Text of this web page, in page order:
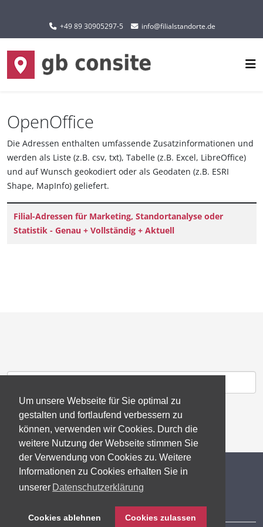
Um unsere Webseite für Sie optimal zu
gestalten und fortlaufend verbessern zu
können, verwenden wir Cookies. Durch die
weitere Nutzung der Webseite stimmen Sie
der Verwendung von Cookies zu. Weitere
Informationen zu Cookies erhalten Sie in
unserer Datenschutzerklärung
Cookies ablehnen Cookies zulassen
Sprache auswählen
+49 89 30905297-5 info@filialstandorte.de
OpenOffice
Die Adressen enthalten umfassende Zusatzinformationen und
werden als Liste (z.B. csv, txt), Tabelle (z.B. Excel, LibreOffice)
und auf Wunsch geokodiert oder als Geodaten (z.B. ESRI
Shape, MapInfo) geliefert.
Titel
Filial-Adressen für Marketing, Standortanalyse oder
Statistik - Genau + Vollständig + Aktuell
© 2026 gb consite GmbH
Impressum